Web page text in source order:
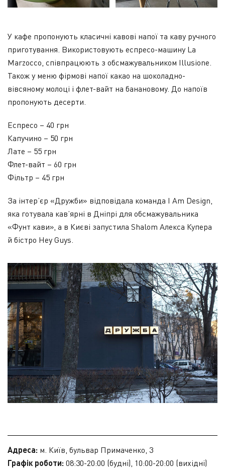
У кафе пропонують класичні кавові напої та каву ручного
приготування. Використовують еспресо-машину La
Marzocco, співпрацюють з обсмажувальником Illusione.
Також у меню фірмові напої какао на шоколадно-
вівсяному молоці і флет-вайт на банановому. До напоїв
пропонують десерти.
Еспресо – 40 грн
Капучино – 50 грн
Лате – 55 грн
Флет-вайт – 60 грн
Фільтр – 45 грн
За інтер’єр «Дружби» відповідала команда I Am Design,
яка готувала кав’ярні в Дніпрі для обсмажувальника
«Фунт кави», а в Києві запустила Shalom Алекса Купера
й бістро Hey Guys.
Адреса: м. Київ, бульвар Примаченко, 3
Графік роботи: 08:30-20:00 (будні), 10:00-20:00 (вихідні)